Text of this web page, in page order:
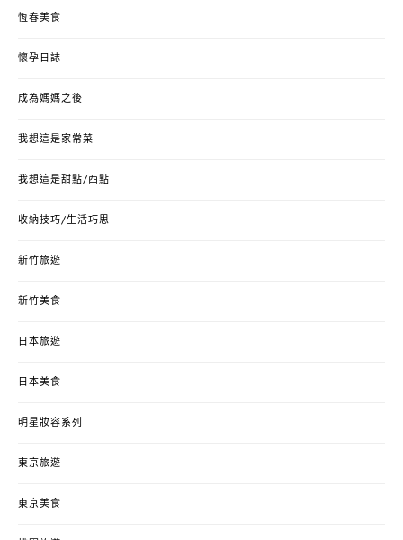
恆春美食
懷孕日誌
成為媽媽之後
我想這是家常菜
我想這是甜點/西點
收納技巧/生活巧思
新竹旅遊
新竹美食
日本旅遊
日本美食
明星妝容系列
東京旅遊
東京美食